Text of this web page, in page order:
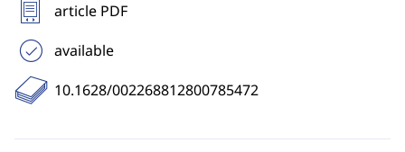
article PDF
available
10.1628/002268812800785472